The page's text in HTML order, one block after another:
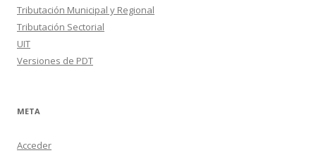
Tributación Municipal y Regional
Tributación Sectorial
UIT
Versiones de PDT
META
Acceder